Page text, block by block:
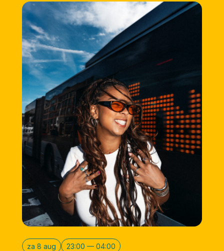
za 8 aug 23:00 — 04:00